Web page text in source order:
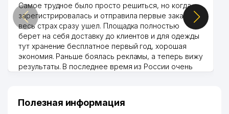
Самое трудное было просто решиться, но когда
зарегистрировалась и отправила первые заказы,
весь страх сразу ушел. Площадка полностью
берет на себя доставку до клиентов и для одежды
тут хранение бесплатное первый год, хорошая
экономия. Раньше боялась рекламы, а теперь вижу
результаты. В последнее время из России очень
Hamida 03.08.2026 12:45:39
Полезная информация